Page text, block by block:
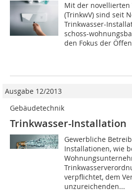
Mit der
(TrinkwV) sind seit
Trinkwasser-
schos­s-
den Fokus der
Ausgabe 12/2013
Gebäudetechnik
Trinkwasser-Installation
Gewerbliche
Installationen, wie
verpflichtet, dem
unzureichenden...